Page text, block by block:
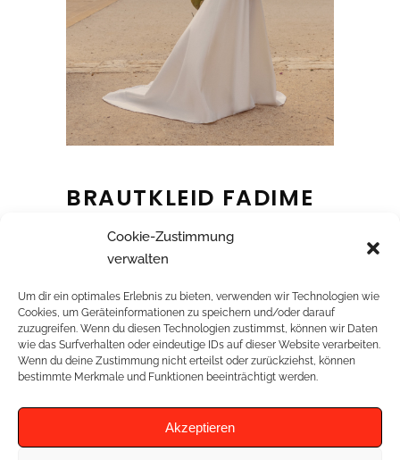
Cookie-Zustimmung
verwalten
Um dir ein optimales Erlebnis zu bieten, verwenden wir Technologien wie
Cookies, um Geräteinformationen zu speichern und/oder darauf
zuzugreifen. Wenn du diesen Technologien zustimmst, können wir Daten
wie das Surfverhalten oder eindeutige IDs auf dieser Website verarbeiten.
Wenn du deine Zustimmung nicht erteilst oder zurückziehst, können
bestimmte Merkmale und Funktionen beeinträchtigt werden.
Akzeptieren
BRAUTKLEID FADIME
RELATED PROJECTS